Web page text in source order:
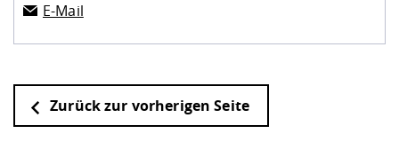
E-Mail
Zurück zur vorherigen Seite